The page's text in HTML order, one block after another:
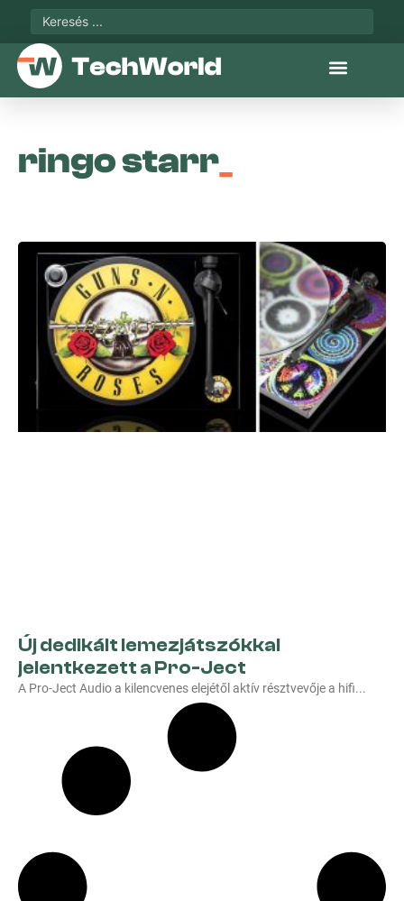
ringo starr
Új dedikált lemezjátszókkal
jelentkezett a Pro-Ject
A Pro-Ject Audio a kilencvenes elejétől aktív résztvevője a hifi